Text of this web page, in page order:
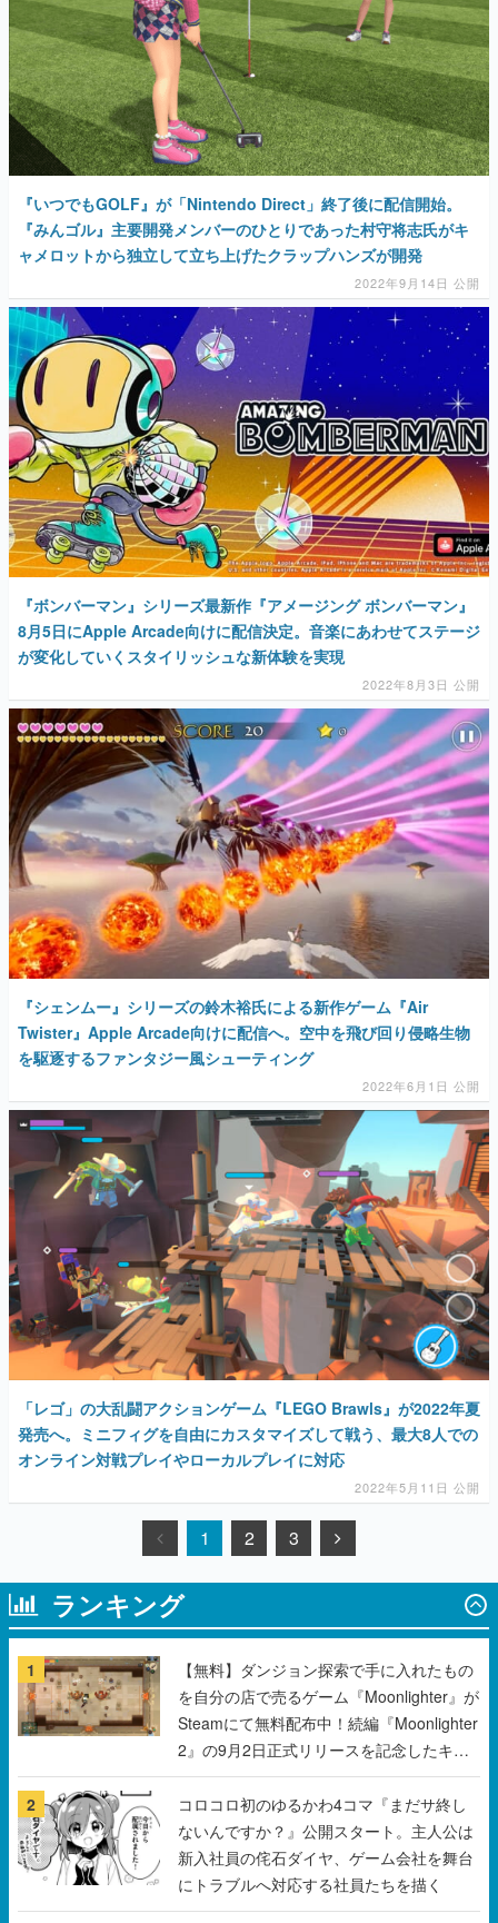
『いつでもGOLF』が「Nintendo Direct」終了後に配信開始。
『みんゴル』主要開発メンバーのひとりであった村守将志氏がキ
ャメロットから独立して立ち上げたクラップハンズが開発
2022年9月14日 公開
『ボンバーマン』シリーズ最新作『アメージング ボンバーマン』
8月5日にApple Arcade向けに配信決定。音楽にあわせてステージ
が変化していくスタイリッシュな新体験を実現
2022年8月3日 公開
『シェンムー』シリーズの鈴木裕氏による新作ゲーム『Air
Twister』Apple Arcade向けに配信へ。空中を飛び回り侵略生物
を駆逐するファンタジー風シューティング
2022年6月1日 公開
「レゴ」の大乱闘アクションゲーム『LEGO Brawls』が2022年夏
発売へ。ミニフィグを自由にカスタマイズして戦う、最大8人での
オンライン対戦プレイやローカルプレイに対応
2022年5月11日 公開
1 2 3
ランキング
1
【無料】ダンジョン探索で手に入れたもの
を自分の店で売るゲーム『Moonlighter』が
Steamにて無料配布中！続編『Moonlighter
2』の9月2日正式リリースを記念したキャ
ンペーン
2
コロコロ初のゆるかわ4コマ『まだサ終し
ないんですか？』公開スタート。主人公は
新入社員の侘石ダイヤ、ゲーム会社を舞台
にトラブルへ対応する社員たちを描く